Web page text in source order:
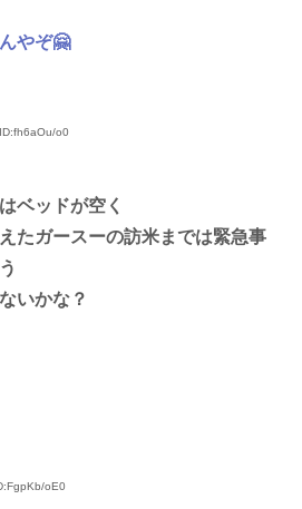
やぞ🤗
ID:fh6aOu/o0
ベッドが空く
たガースーの訪米までは緊急事
いかな？
oE0